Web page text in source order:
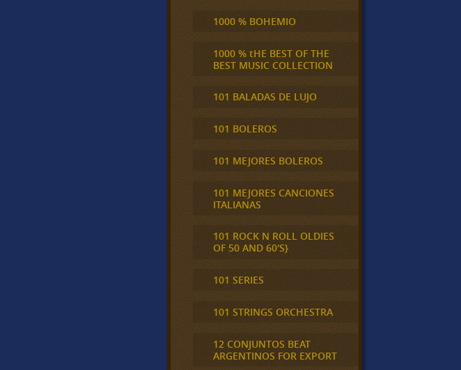
1000 % BOHEMIO
1000 % tHE BEST OF THE
BEST MUSIC COLLECTION
101 BALADAS DE LUJO
101 BOLEROS
101 MEJORES BOLEROS
101 MEJORES CANCIONES
ITALIANAS
101 ROCK N ROLL OLDIES
OF 50 AND 60'S}
101 SERIES
101 STRINGS ORCHESTRA
12 CONJUNTOS BEAT
ARGENTINOS FOR EXPORT